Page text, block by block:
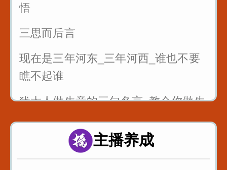
悟
三思而后言
现在是三年河东_三年河西_谁也不要
瞧不起谁
犹太人做生意的三句名言_教会你做生
意
最狠的五句话让你瞬间成长
主播养成